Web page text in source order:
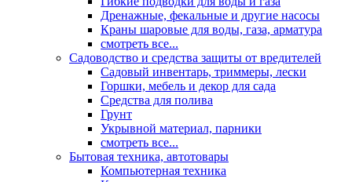
Дренажные, фекальные и другие насосы
Краны шаровые для воды, газа, арматура
смотреть все...
Садоводство и средства защиты от вредителей
Садовый инвентарь, триммеры, лески
Горшки, мебель и декор для сада
Средства для полива
Грунт
Укрывной материал, парники
смотреть все...
Бытовая техника, автотовары
Компьютерная техника